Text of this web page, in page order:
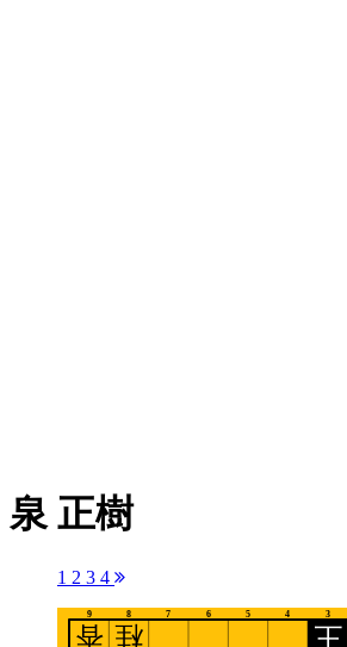
泉 正樹
1 2 3 4